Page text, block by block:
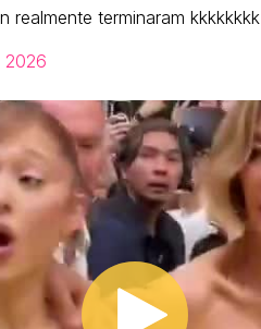
realmente terminaram kkkkkkkk
2026